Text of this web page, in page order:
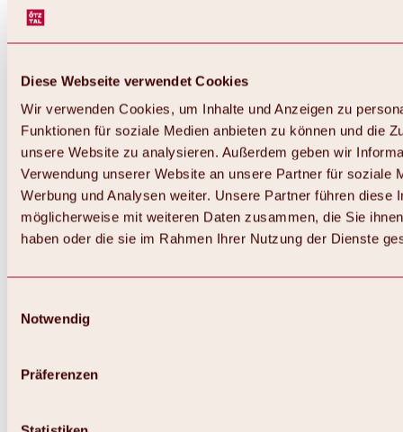
Diese Webseite verwendet Cookies
Wir verwenden Cookies, um Inhalte und Anzeigen zu
Funktionen für soziale Medien anbieten zu können und die
unsere Website zu analysieren. Außerdem geben wir
Verwendung unserer Website an unsere Partner für soziale
Werbung und Analysen weiter. Unsere Partner führen diese
möglicherweise mit weiteren Daten zusammen, die Sie
haben oder die sie im Rahmen Ihrer Nutzung der Dienste
Notwendig
Präferenzen